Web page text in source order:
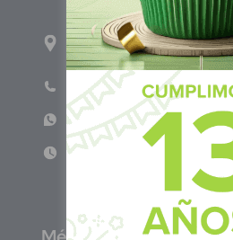
1ro Cll Pte, y 61 Av Nte,
Salvador Centro
Teléfono: +503 6986 1402
WhatsApp: +503 7687
Lun - Vie 8:00am -